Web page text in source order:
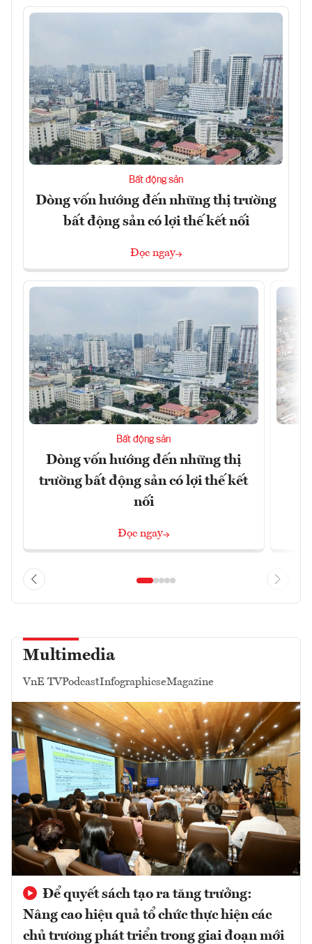
Bất động sản
Dòng vốn hướng đến những thị trường
bất động sản có lợi thế kết nối
Đọc ngay
Bất động sản
Dòng vốn hướng đến những thị
trường bất động sản có lợi thế kết
nối
Đọc ngay
Multimedia
VnE TVPodcastInfographicseMagazine
Để quyết sách tạo ra tăng trưởng:
Nâng cao hiệu quả tổ chức thực hiện các
chủ trương phát triển trong giai đoạn mới